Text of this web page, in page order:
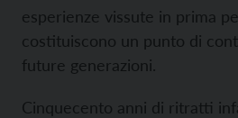
esperienze vissute in prima
costituiscono un punto di
future generazioni.
Cinquecento anni di ritratti